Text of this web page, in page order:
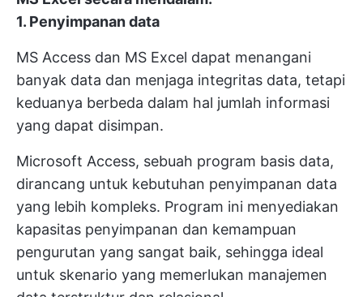
1. Penyimpanan data
MS Access dan MS Excel dapat menangani
banyak data dan menjaga integritas data, tetapi
keduanya berbeda dalam hal jumlah informasi
yang dapat disimpan.
Microsoft Access, sebuah program basis data,
dirancang untuk kebutuhan penyimpanan data
yang lebih kompleks. Program ini menyediakan
kapasitas penyimpanan dan kemampuan
pengurutan yang sangat baik, sehingga ideal
untuk skenario yang memerlukan manajemen